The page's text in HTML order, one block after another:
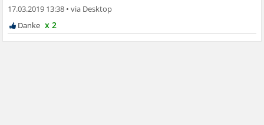
17.03.2019 13:38 •
x 2